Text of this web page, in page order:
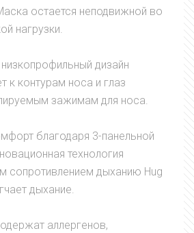
остается неподвижной во
нагрузки.
дизайн
к контурам носа и глаз
зажимам для носа.
благодаря 3-панельной
технология
сопротивлением дыханию Hug
дыхание.
аллергенов,